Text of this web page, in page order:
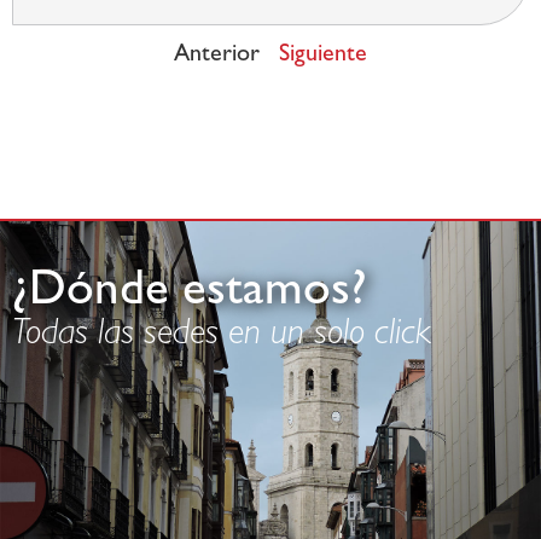
Anterior Siguiente
¿Dónde estamos?
Todas las sedes en un solo click